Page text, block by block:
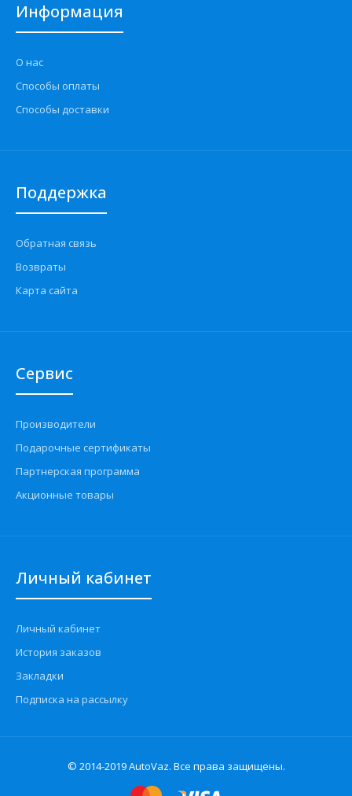
Информация
О нас
Способы оплаты
Способы доставки
Поддержка
Обратная связь
Возвраты
Карта сайта
Сервис
Производители
Подарочные сертификаты
Партнерская программа
Акционные товары
Личный кабинет
Личный кабинет
История заказов
Закладки
Подписка на рассылку
© 2014-2019 AutoVaz. Все права защищены.